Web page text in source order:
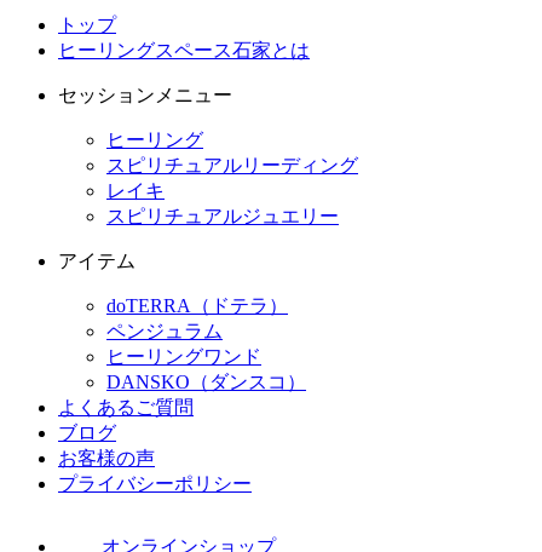
トップ
ヒーリングスペース石家とは
セッションメニュー
ヒーリング
スピリチュアルリーディング
レイキ
スピリチュアルジュエリー
アイテム
doTERRA（ドテラ）
ペンジュラム
ヒーリングワンド
DANSKO（ダンスコ）
よくあるご質問
ブログ
お客様の声
プライバシーポリシー
オンラインショップ